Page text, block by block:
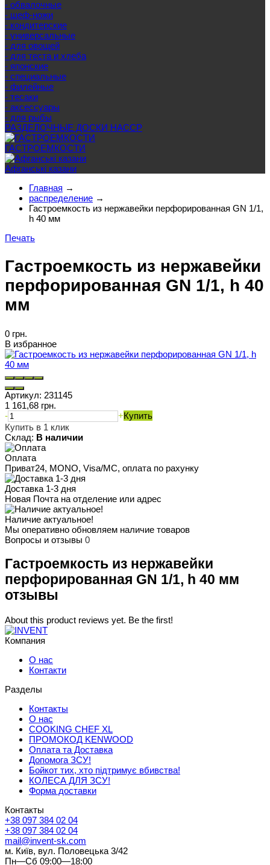
- обвалочные
- шеф-ножи
- кондитерские
- универсальные
- для овощей
- для теста и хлеба
- японские
- специальные
- филейные
- тесаки
- аксессуары
- для рыбы
РАЗДЕЛОЧНЫЕ ДОСКИ HACCP
ГАСТРОЕМКОСТИ
Афганські казани
Главная →
распределение →
Гастроемкость из нержавейки перфорированная GN 1/1,
h 40 мм
Печать
Гастроемкость из нержавейки
перфорированная GN 1/1, h 40
мм
0 грн.
В избранное
Артикул: 231145
1 161,68 грн.
-
+Купить
Купить в 1 клик
Склад: В наличии
Оплата
Приват24, MONO, Visa/MC, оплата по рахунку
Доставка 1-3 дня
Новая Почта на отделение или адрес
Наличие актуальное!
Мы оперативно обновляем наличие товаров
Вопросы и отзывы 0
Гастроемкость из нержавейки
перфорированная GN 1/1, h 40 мм
отзывы
About this product reviews yet. Be the first!
Компания
О нас
Контакти
Разделы
Контакты
О нас
COOKING CHEF XL
ПРОМОКОД KENWOOD
Оплата та Доставка
Допомога ЗСУ!
Бойкот тих, хто підтримує вбивства!
КОЛЕСА ДЛЯ ЗСУ!
Форма доставки
Контакты
+38 097 384 02 04
+38 097 384 02 04
mail@invent-sk.com
м. Київ, вул. Половецька 3/42
Пн—Сб 09:00—18:00